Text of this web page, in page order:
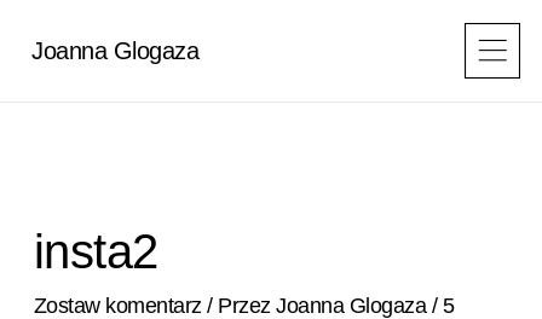
Joanna Glogaza
insta2
Zostaw komentarz / PrzezJoanna Glogaza / 5